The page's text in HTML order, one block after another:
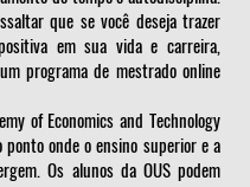
que se você deseja trazer
em sua vida e carreira,
programa de mestrado online
of Economics and Technology
ponto onde o ensino superior e a
Os alunos da OUS podem